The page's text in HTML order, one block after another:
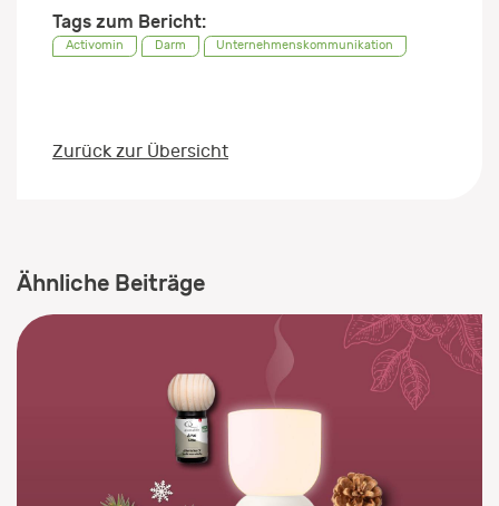
Tags zum Bericht:
Activomin Darm Unternehmenskommunikation
Zurück zur Übersicht
Ähnliche Beiträge